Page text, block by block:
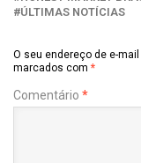
ÚLTIMAS NOTÍCIAS
O seu endereço de e-
marcados com *
Comentário *